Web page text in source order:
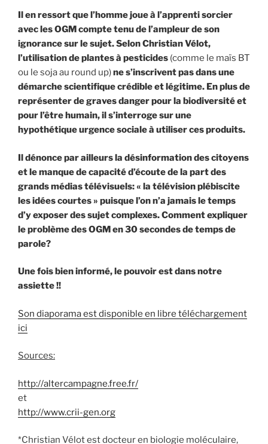
Il en ressort que l’homme joue à l’apprenti sorcier
avec les OGM compte tenu de l’ampleur de son
ignorance sur le sujet. Selon Christian Vélot,
l’utilisation de plantes à pesticides (comme le maïs BT
ou le soja au round up)ne s’inscrivent pas dans une
démarche scientifique crédible et légitime. En plus de
représenter de graves danger pour la biodiversité et
pour l’être humain, il s’interroge sur une
hypothétique urgence sociale à utiliser ces produits.
Il dénonce par ailleurs la désinformation des citoyens
et le manque de capacité d’écoute de la part des
grands médias télévisuels: « la télévision plébiscite
les idées courtes » puisque l’on n’a jamais le temps
d’y exposer des sujet complexes. Comment expliquer
le problème des OGM en 30 secondes de temps de
parole?
Une fois bien informé, le pouvoir est dans notre
assiette !!
Son diaporama est disponible en libre téléchargement
ici
Sources:
http://altercampagne.free.fr/
et
http://www.crii-gen.org
*Christian Vélot est docteur en biologie moléculaire,